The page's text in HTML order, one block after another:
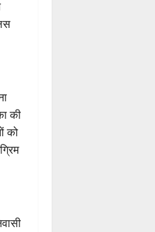
की
को